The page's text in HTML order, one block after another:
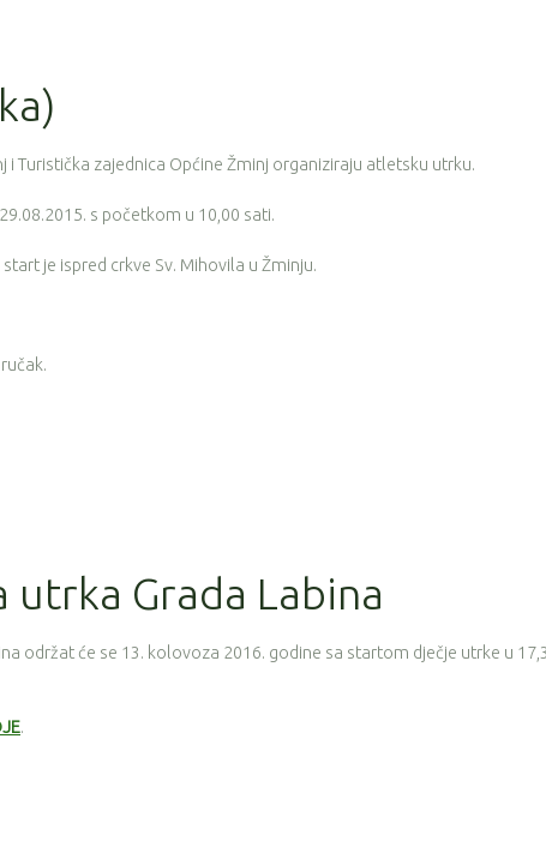
i Turistička zajednica Općine Žminj organiziraju atletsku utrku.
s početkom u 10,00 sati.
je ispred crkve Sv. Mihovila u Žminju.
utrka Grada Labina
održat će se 13. kolovoza 2016. godine sa startom dječje utrke u
.